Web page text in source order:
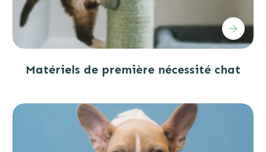
Matériels de première nécessité chat